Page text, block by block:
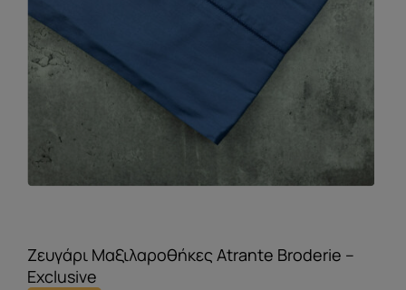
Ζευγάρι Μαξιλαροθήκες Atrante Broderie –
Exclusive